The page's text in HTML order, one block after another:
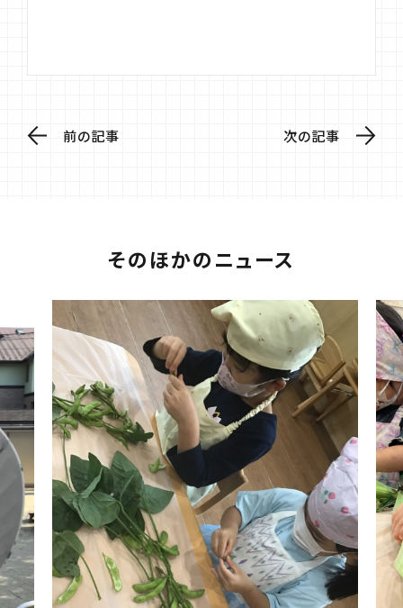
前の記事 次の記事
そのほかのニュース